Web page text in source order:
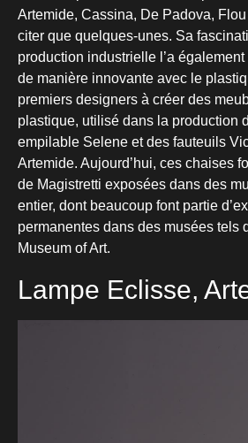
Artemide, Cassina, De Padova, Flou
citer que quelques-unes. Sa
production industrielle l’a
de manière innovante avec le
premiers designers à créer des
plastique, utilisé dans la production
empilable Selene et des fauteuils
Artemide. Aujourd’hui, ces chaises
de Magistretti exposées dans des
entier, dont beaucoup font partie
permanentes dans des musées tels
Museum of Art.
Lampe Eclisse,